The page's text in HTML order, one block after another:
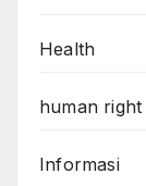
Health
human right
Informasi